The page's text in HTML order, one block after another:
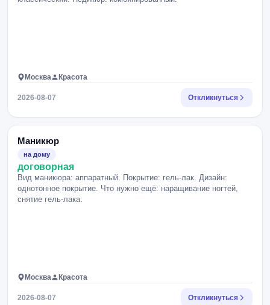
Москва Красота
2026-08-07 Откликнуться
Маникюр
на дому
договорная
Вид маникюра: аппаратный. Покрытие: гель-лак. Дизайн:
однотонное покрытие. Что нужно ещё: наращивание ногтей,
снятие гель-лака.
Москва Красота
2026-08-07 Откликнуться